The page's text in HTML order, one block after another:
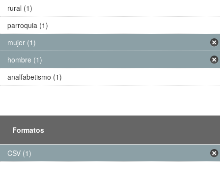
rural (1)
parroquia (1)
mujer (1)
hombre (1)
analfabetismo (1)
Formatos
CSV (1)